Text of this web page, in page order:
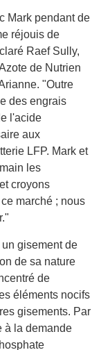
Mark pendant de
réjouis de
Raef Sully,
de Nutrien
"Outre
des engrais
l'acide
aux
LFP. Mark et
les
croyons
marché ; nous
gisement de
de sa nature
de
éléments nocifs
gisements. Par
à la demande